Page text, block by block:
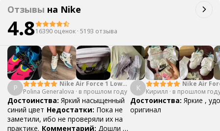
хорошем состоянии, без
Отзывы на Nike
4.816390 оценок · 5193 отзыва
P
Nike Air Force 1 Low
College Pack White
Blue
Polina Generalova · в прошлом году
Достоинства: Яркий насыщенный
синий цвет Недостатки: Пока не
заметили, ибо не проверяли их на
практике. Комментарий: Дошли за
К
Nike Air
Yellow
Кирилл · в прошлом
Достоинства: Яркие ,
оригинал